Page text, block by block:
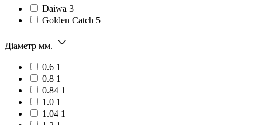
Daiwa 3
Golden Catch 5
Діаметр мм.
0.6 1
0.8 1
0.84 1
1.0 1
1.04 1